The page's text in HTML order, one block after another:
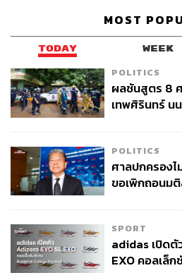
ภาพ: Honda
ในงานนี้นอกจากจะมีการเปิดตัวน
ลักษณะ Gadget แล้ว ยังมีการเปิดตั
ตั้งเป้าทำรถยนต์ที่ขับขี่ด้วยตัวเอง
อีกด้วย ซึ่งดูได้จาก Honda 0
มาเต็มรูปแบบ
MOST
TODAY WEEK
POLITICS
ผลชันสูตร 8
เทพศิรินทร์ น
POLITICS
ศาลปกครอง
ขอเพิกถอนม
SPORT
adidas เปิดตั
EXO คอลเล็